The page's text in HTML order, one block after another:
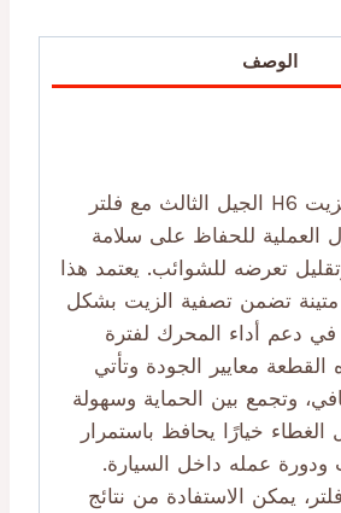
الوصف
يُعد غطاء فلتر الزيت H6 الجيل الثالث مع فلتر
العملية للحفاظ على سلامة
تعرضه للشوائب. يعتمد هذا
متينة تضمن تصفية الزيت بشكل
دعم أداء المحرك لفترة
معايير الجودة وتأتي
وتجمع بين الحماية وسهولة
الغطاء خيارًا يحافظ باستمرار
عمله داخل السيارة.
يمكن الاستفادة من نتائج